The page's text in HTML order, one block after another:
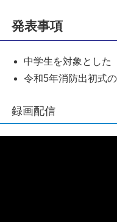
発表事項
中学生を対象とした
令和5年消防出初式
録画配信